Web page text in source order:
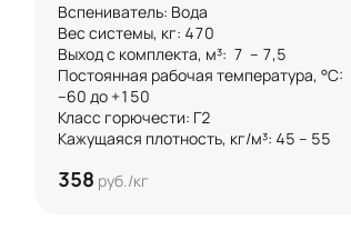
Вспениватель: Вода
Вес системы, кг: 470
Выход с комплекта, м³:  7  – 7,5
Постоянная рабочая температура, °C:
–60 до +150
Класс горючести: Г2
Кажущаяся плотность, кг/м³: 45 – 55
358 руб./кг